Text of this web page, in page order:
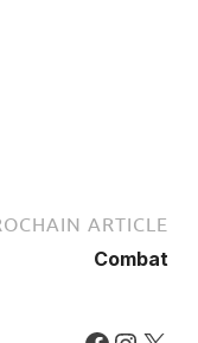
ARTICLE
Combat